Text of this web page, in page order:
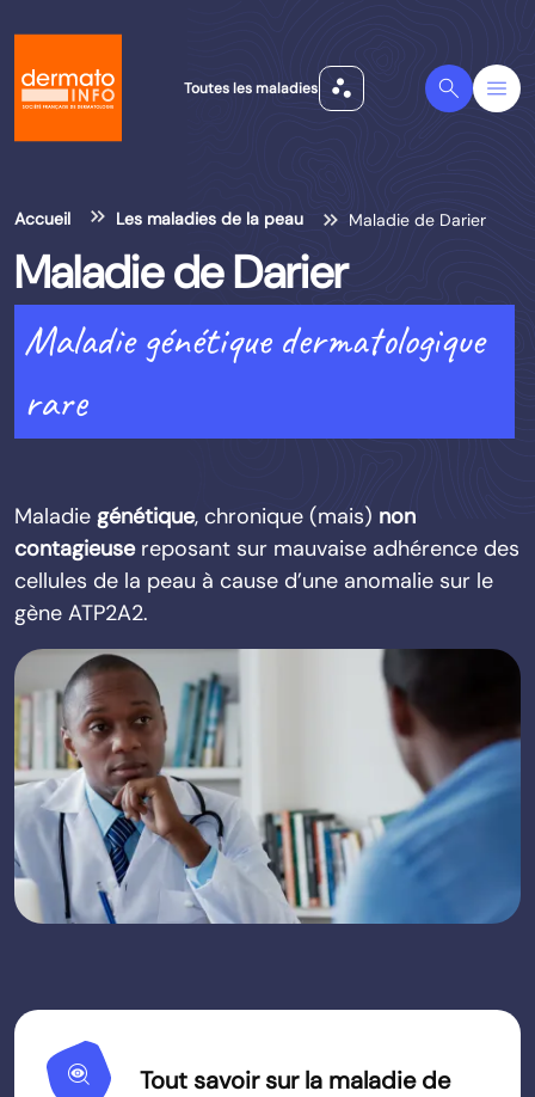
Toutes les maladies scatter_plot Search Menu
Accueil Les maladies de la peau Maladie de Darier
Maladie de Darier
Maladie génétique dermatologique
rare
Maladie génétique, chronique (mais) non
contagieusereposant sur mauvaise adhérence des
cellules de la peau à cause d’une anomalie sur le
gène ATP2A2.
Mystery
Tout savoir sur la maladie de